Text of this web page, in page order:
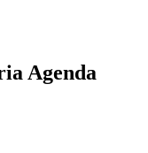
Agenda